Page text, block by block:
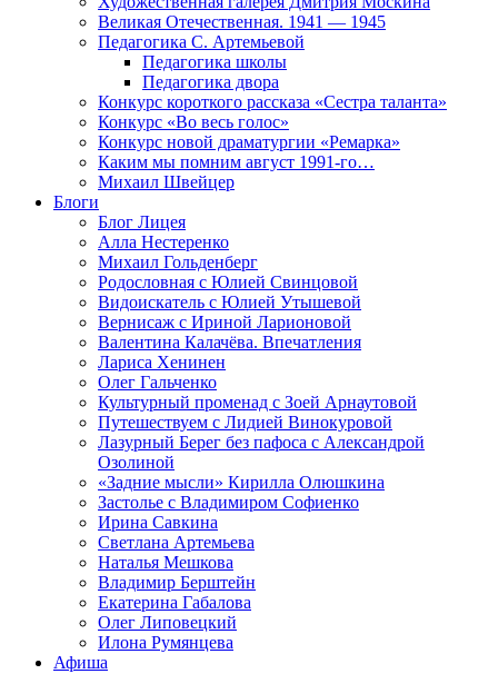
Великая Отечественная. 1941 — 1945
Педагогика С. Артемьевой
Педагогика школы
Педагогика двора
Конкурс короткого рассказа «Сестра таланта»
Конкурс «Во весь голос»
Конкурс новой драматургии «Ремарка»
Каким мы помним август 1991-го…
Михаил Швейцер
Блоги
Блог Лицея
Алла Нестеренко
Михаил Гольденберг
Родословная с Юлией Свинцовой
Видоискатель с Юлией Утышевой
Вернисаж с Ириной Ларионовой
Валентина Калачёва. Впечатления
Лариса Хенинен
Олег Гальченко
Культурный променад с Зоей Арнаутовой
Путешествуем с Лидией Винокуровой
Лазурный Берег без пафоса с Александрой
Озолиной
«Задние мысли» Кирилла Олюшкина
Застолье с Владимиром Софиенко
Ирина Савкина
Светлана Артемьева
Наталья Мешкова
Владимир Берштейн
Екатерина Габалова
Олег Липовецкий
Илона Румянцева
Афиша